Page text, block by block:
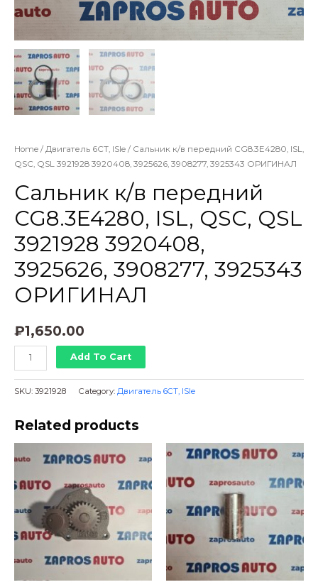
Home / Двигатель 6CT, ISle / Сальник к/в передний CG8.3E4280, ISL,
QSC, QSL 3921928 3920408, 3925626, 3908277, 3925343 ОРИГИНАЛ
Сальник к/в передний
CG8.3E4280, ISL, QSC, QSL
3921928 3920408,
3925626, 3908277, 3925343
ОРИГИНАЛ
₽1,650.00
Сальник
к/
в
ISL,
QSC,
QSL
3920408,
3925626,
3908277,
3925343
ОРИГИНАЛ
Add To Cart
SKU: 3921928 Category: Двигатель 6CT, ISle
Related products